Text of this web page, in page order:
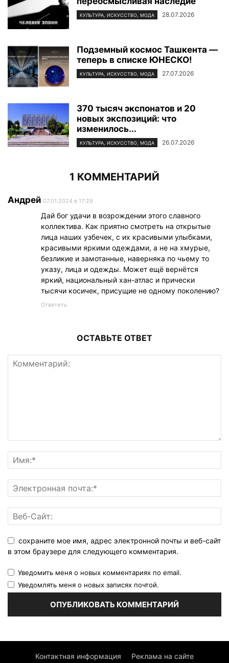
КУЛЬТУРА, ИСКУССТВО, МОДА 28.07.2026
Подземный космос Ташкента —
теперь в списке ЮНЕСКО!
КУЛЬТУРА, ИСКУССТВО, МОДА 27.07.2026
370 тысяч экспонатов и 20
новых экспозиций: что
изменилось...
КУЛЬТУРА, ИСКУССТВО, МОДА 26.07.2026
1 КОММЕНТАРИЙ
Андрей 07.01.2024 в 17:29
Дай бог удачи в возрождении этого славного
коллектива. Как приятно смотреть на открытые
лица наших узбечек, с их красивыми улыбками,
красивыми яркими одеждами, а не на хмурые,
безликие и замотанные, наверняка по чьему то
указу, лица и одежды. Может ещё вернётся
яркий, национальный хан-атлас и прически
тысячи косичек, присущие не одному поколению?
Ответить
ОСТАВЬТЕ ОТВЕТ
сохраните мое имя, адрес электронной почты и веб-сайт
в этом браузере для следующего комментария.
Уведомить меня о новых комментариях по email.
Уведомлять меня о новых записях почтой.
Контактная информация Реклама на сайте